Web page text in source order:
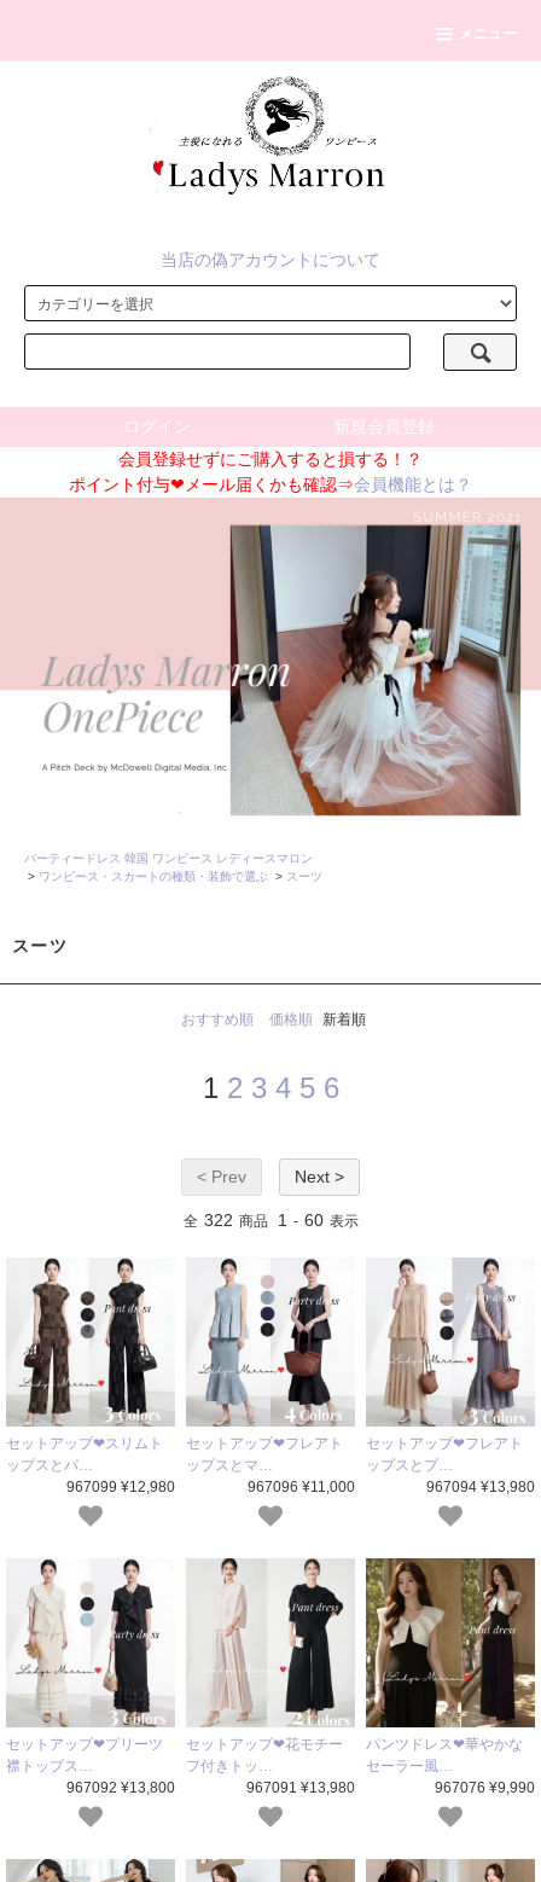
メニュー
当店の偽アカウントについて
ログイン
新規会員登録
会員登録せずにご購入すると損する！？
ポイント付与❤メール届くかも確認⇒会員機能とは？
パーティードレス 韓国 ワンピース レディースマロン
> ワンピース・スカートの種類・装飾で選ぶ > スーツ
スーツ
おすすめ順 価格順 新着順
1 2 3 4 5 6
< Prev Next >
全 322 商品 1 - 60 表示
セットアップ❤スリムト
ップスとパ…
967099 ¥12,980
セットアップ❤フレアト
ップスとマ…
967096 ¥11,000
セットアップ❤フレアト
ップスとプ…
967094 ¥13,980
セットアップ❤プリーツ
襟トップス…
967092 ¥13,800
セットアップ❤花モチー
フ付きトッ…
967091 ¥13,980
パンツドレス❤華やかな
セーラー風…
967076 ¥9,990